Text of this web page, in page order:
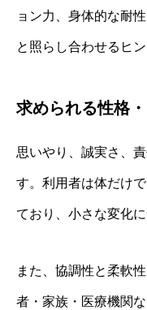
ョン力、身体的な耐
と照らし合わせるヒ
求められる性格
思いやり、誠実さ、
す。利用者は体だけ
ており、小さな変化
また、協調性と柔軟
者・家族・医療機関